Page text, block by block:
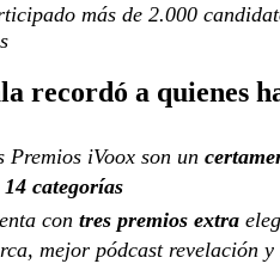
más de 2.000
recordó a quienes
Premios iVoox son un
14 categorías
con tres premios extra
mejor pódcast revelación